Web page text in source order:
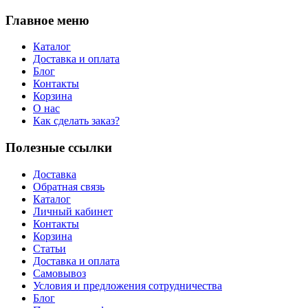
Главное меню
Каталог
Доставка и оплата
Блог
Контакты
Корзина
О нас
Как сделать заказ?
Полезные ссылки
Доставка
Обратная связь
Каталог
Личный кабинет
Контакты
Корзина
Статьи
Доставка и оплата
Самовывоз
Условия и предложения сотрудничества
Блог